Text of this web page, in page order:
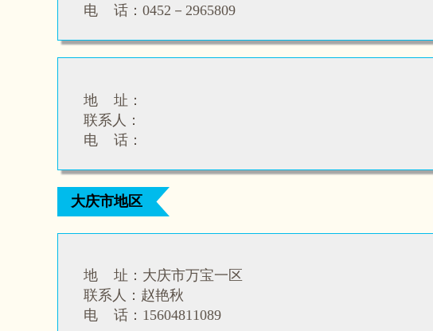
电 话： 0452－2965809
地 址：
联系人：
电 话：
大庆市地区
地 址：大庆市万宝一区
联系人： 赵艳秋
电 话： 15604811089